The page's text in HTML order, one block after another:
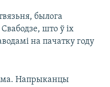
былога
што ў іх
на пачатку году
Напрыканцы